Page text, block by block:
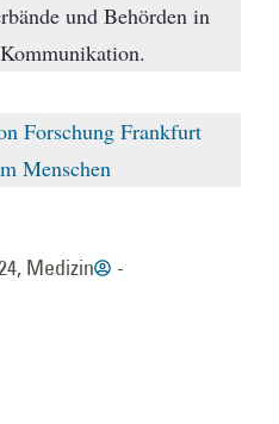
und Behörden in
Forschung Frankfurt
Menschen
, Medizin -